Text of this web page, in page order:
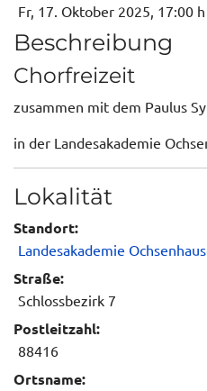
Fr, 17. Oktober 2025, 17:00 h
Beschreibung
Chorfreizeit
zusammen mit dem Paulus
in der Landesakademie
Lokalität
Standort:
Landesakademie
Straße:
Schlossbezirk 7
Postleitzahl:
88416
Ortsname: